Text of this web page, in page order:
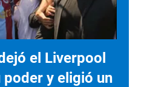
el Liverpool
poder y eligió un